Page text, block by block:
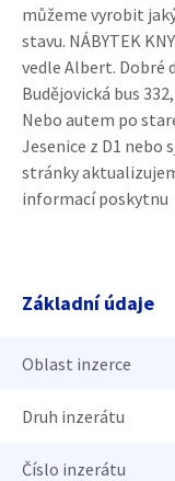
můžeme vyrobit
stavu. NÁBYTEK
vedle Albert. Dobré
Budějovická bus
Nebo autem po
Jesenice z D1 nebo
stránky
informací poskytnu
Základní údaje
Oblast inzerce
Druh inzerátu
Číslo inzerátu